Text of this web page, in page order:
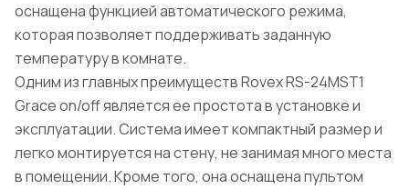
оснащена функцией автоматического режима,
которая позволяет поддерживать заданную
температуру в комнате.
Одним из главных преимуществ Rovex RS-24MST1
Grace on/off является ее простота в установке и
эксплуатации. Система имеет компактный размер и
легко монтируется на стену, не занимая много места
в помещении. Кроме того, она оснащена пультом